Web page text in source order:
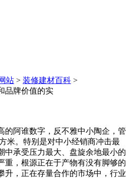
站 > 装修建材百科 >
品牌价值的实
阿谁数字，反不雅中小陶企，管
米。特别是对中小经销商冲击最
中承受压力最大、盘旋余地最小的
重，根源正在于产物有没有脚够的
升，正在存量合作的市场中，行业